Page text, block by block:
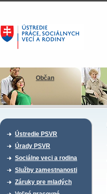
Občan
Ústredie PSVR
Úrady PSVR
Sociálne veci a rodina
Služby zamestnanosti
Záruky pre mladých